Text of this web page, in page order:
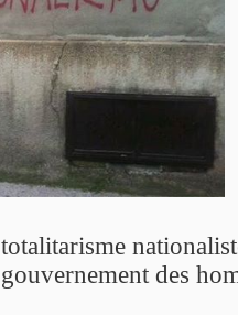
totalitarisme
gouvernement des